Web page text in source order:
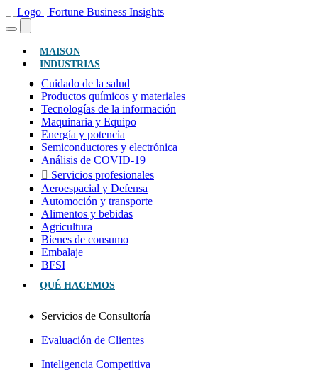
MAISON(ACTUAL)
INDUSTRIAS
Cuidado de la salud
Productos químicos y materiales
Tecnologías de la información
Maquinaria y Equipo
Energía y potencia
Semiconductores y electrónica
Análisis de COVID-19
Servicios profesionales
Aeroespacial y Defensa
Automoción y transporte
Alimentos y bebidas
Agricultura
Bienes de consumo
Embalaje
BFSI
QUÉ HACEMOS
Servicios de Consultoría
Evaluación de Clientes
Inteligencia Competitiva